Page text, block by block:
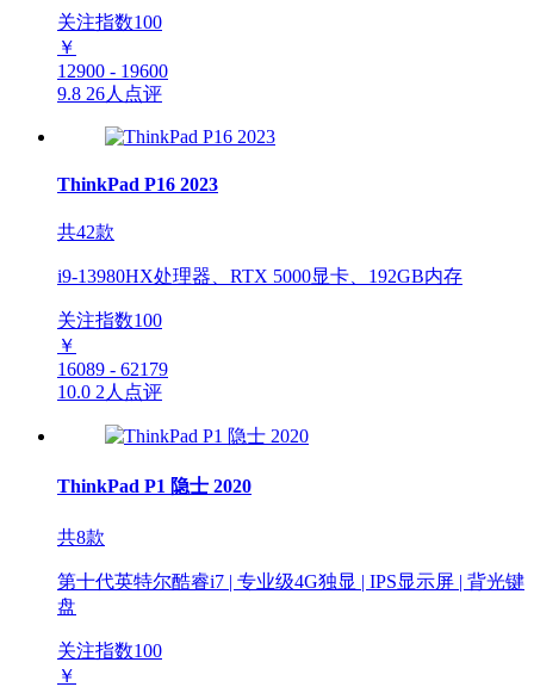
关注指数100
￥
12900 - 19600
9.8 26人点评
ThinkPad P16 2023
共42款
i9-13980HX处理器、RTX 5000显卡、192GB内存
关注指数100
￥
16089 - 62179
10.0 2人点评
ThinkPad P1 隐士 2020
共8款
第十代英特尔酷睿i7 | 专业级4G独显 | IPS显示屏 | 背光键
盘
关注指数100
￥